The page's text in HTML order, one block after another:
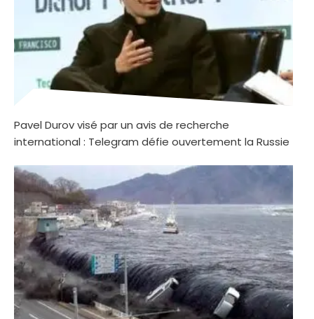
Pavel Durov visé par un avis de recherche
international : Telegram défie ouvertement la Russie